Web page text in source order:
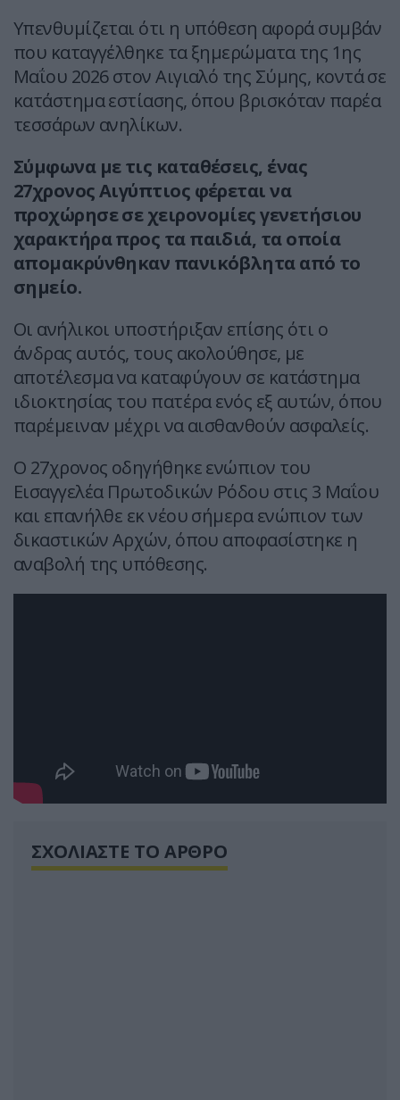
Υπενθυμίζεται ότι η υπόθεση αφορά συμβάν
που καταγγέλθηκε τα ξημερώματα της 1ης
Μαΐου 2026 στον Αιγιαλό της Σύμης, κοντά σε
κατάστημα εστίασης, όπου βρισκόταν παρέα
τεσσάρων ανηλίκων.
Σύμφωνα με τις καταθέσεις, ένας
27χρονος Αιγύπτιος φέρεται να
προχώρησε σε χειρονομίες γενετήσιου
χαρακτήρα προς τα παιδιά, τα οποία
απομακρύνθηκαν πανικόβλητα από το
σημείο.
Οι ανήλικοι υποστήριξαν επίσης ότι ο
άνδρας αυτός, τους ακολούθησε, με
αποτέλεσμα να καταφύγουν σε κατάστημα
ιδιοκτησίας του πατέρα ενός εξ αυτών, όπου
παρέμειναν μέχρι να αισθανθούν ασφαλείς.
Ο 27χρονος οδηγήθηκε ενώπιον του
Εισαγγελέα Πρωτοδικών Ρόδου στις 3 Μαΐου
και επανήλθε εκ νέου σήμερα ενώπιον των
δικαστικών Αρχών, όπου αποφασίστηκε η
αναβολή της υπόθεσης.
ΣΧΟΛΙΑΣΤΕ ΤΟ ΑΡΘΡΟ